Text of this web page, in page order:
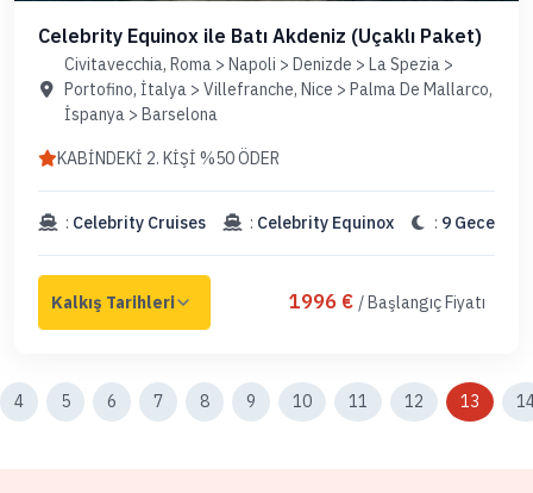
Celebrity Equinox ile Batı Akdeniz (Uçaklı Paket)
Civitavecchia, Roma > Napoli > Denizde > La Spezia >
Portofino, İtalya > Villefranche, Nice > Palma De Mallarco,
İspanya > Barselona
KABİNDEKİ 2. KİŞİ %50 ÖDER
: Celebrity Cruises : Celebrity Equinox : 9 Gece
1996 € / Başlangıç Fiyatı
4 5 6 7 8 9 10 11 12 13